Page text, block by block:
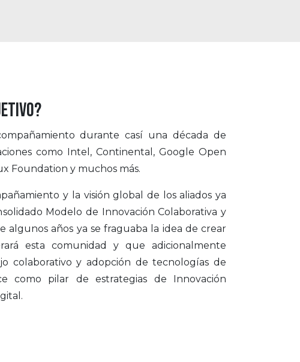
durante casí una década de
como Intel, Continental, Google Open
Foundation y muchos más.
y la visión global de los aliados ya
Modelo de Innovación Colaborativa y
algunos años ya se fraguaba la idea de crear
esta comunidad y que adicionalmente
colaborativo y adopción de tecnologías de
como pilar de estrategias de Innovación